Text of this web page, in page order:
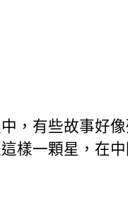
，有些故事好
樣一顆星，在